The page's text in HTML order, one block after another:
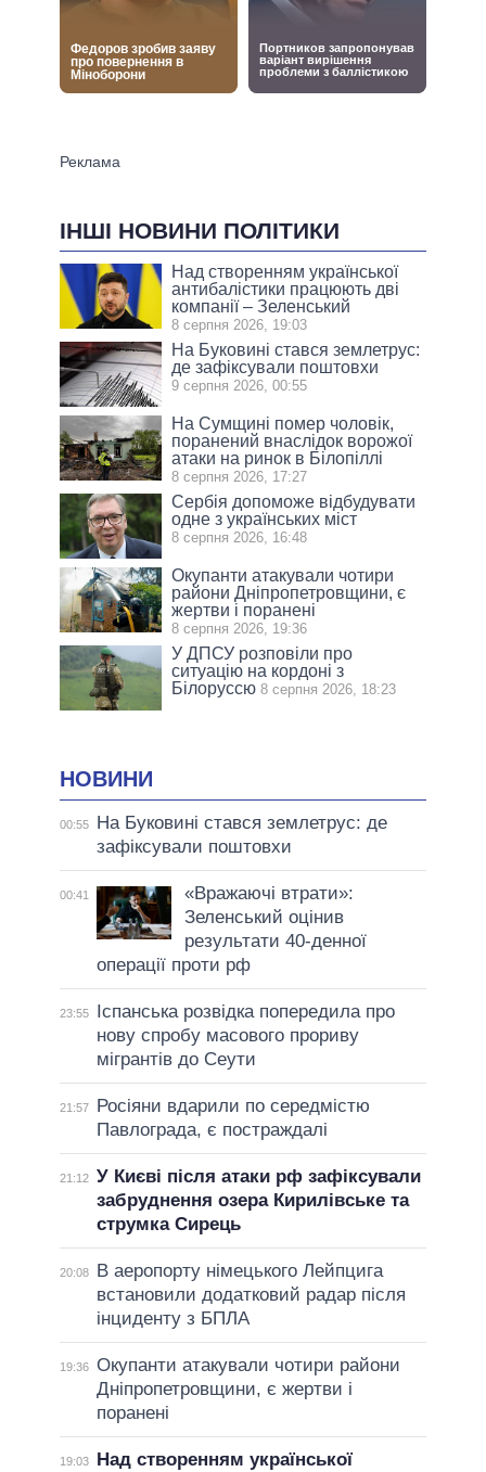
ІНШІ НОВИНИ ПОЛІТИКИ
Над створенням української
антибалістики працюють дві
компанії – Зеленський
8 серпня 2026, 19:03
На Буковині стався землетрус:
де зафіксували поштовхи
9 серпня 2026, 00:55
На Сумщині помер чоловік,
поранений внаслідок ворожої
атаки на ринок в Білопіллі
8 серпня 2026, 17:27
Сербія допоможе відбудувати
одне з українських міст
8 серпня 2026, 16:48
Окупанти атакували чотири
райони Дніпропетровщини, є
жертви і поранені
8 серпня 2026, 19:36
У ДПСУ розповіли про
ситуацію на кордоні з
Білоруссю 8 серпня 2026, 18:23
НОВИНИ
00:55
На Буковині стався землетрус: де
зафіксували поштовхи
00:41
«Вражаючі втрати»:
Зеленський оцінив
результати 40-денної
операції проти рф
23:55
Іспанська розвідка попередила про
нову спробу масового прориву
мігрантів до Сеути
21:57
Росіяни вдарили по середмістю
Павлограда, є постраждалі
21:12 У Києві після атаки рф зафіксували
забруднення озера Кирилівське та
струмка Сирець
20:08
В аеропорту німецького Лейпцига
встановили додатковий радар після
інциденту з БПЛА
19:36 Окупанти атакували чотири райони
Дніпропетровщини, є жертви і
поранені
19:03
Над створенням української